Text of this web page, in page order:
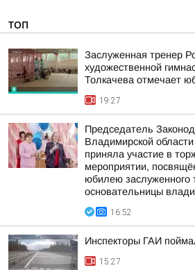
ТОП
Заслуженная тренер
художественной
Толкачева отмечает
19:27
Председатель
Владимирской
приняла участие в
мероприятии,
юбилею заслуженного
основательницы
16:52
Инспекторы ГАИ
15:27